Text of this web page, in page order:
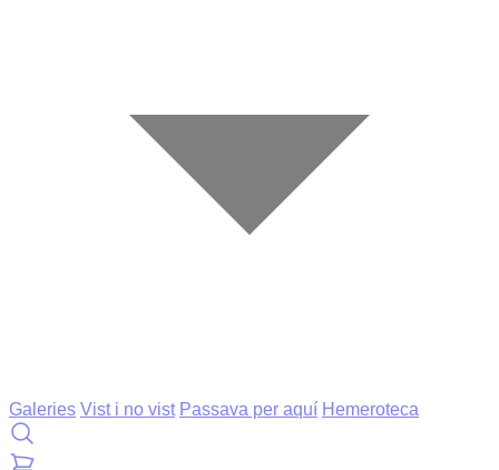
Galeries Vist i no vist Passava per aquí Hemeroteca